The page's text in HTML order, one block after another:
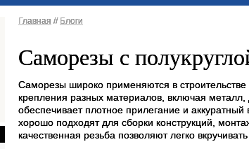
Главная // Блоги
Саморезы с
Саморезы широко применяются в
крепления разных материалов, включая
обеспечивает плотное прилегание и
хорошо подходят для сборки конструкций,
качественная резьба позволяют легко